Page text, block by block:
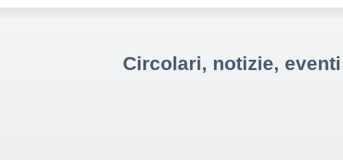
Circolari, notizie,